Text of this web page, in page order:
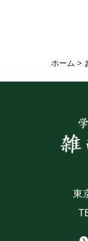
ホーム >
東